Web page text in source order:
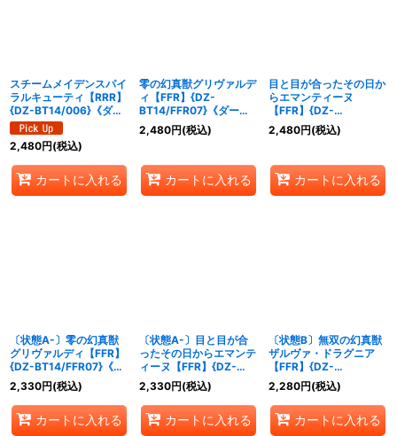
スチームメイデンスパイ
ラルキューティ【RRR】
{DZ-BT14/006}《ダー
クステイツ》
2,480円(税込)
カートに入れる
零の幻真獣グリヴァルデ
ィ【FFR】{DZ-
BT14/FFR07}《ダーク
ステイツ》
2,480円(税込)
カートに入れる
目と目が合ったその日か
らエマンティーヌ
【FFR】{DZ-
BT14/FFR20}《リリカ
ルモナステリオ》
2,480円(税込)
カートに入れる
〔状態A-〕零の幻真獣
グリヴァルディ【FFR】
{DZ-BT14/FFR07}《ダ
ークステイツ》
2,330円(税込)
カートに入れる
〔状態A-〕目と目が合
ったその日からエマンテ
ィーヌ【FFR】{DZ-
BT14/FFR20}《リリカ
ルモナステリオ》
2,330円(税込)
カートに入れる
〔状態B〕無双の幻真獣
ザルヴァ・ドラグニア
【FFR】{DZ-
BT14/FFR03}《ドラゴ
ンエンパイア》
2,280円(税込)
カートに入れる